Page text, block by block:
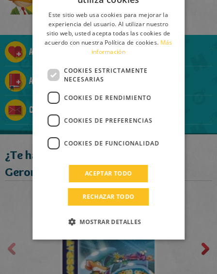
Añadir a la Ratolista
Añadir a la Ratocolección
Contárselo a un amigo
¿Te ha gustado este libro?
Geronimo recomienda:
ITALIAN
ENGLISH
FRENCH
SPANISH
HUNGARIAN
PORTUGUESE
DUTCH
Este sitio web usa cookies para mejorar la
experiencia del usuario. Al utilizar nuestro
sitio web, usted acepta todas las cookies de
acuerdo con nuestra Política de cookies. Más
información
COOKIES ESTRICTAMENTE
NECESARIAS
COOKIES DE RENDIMIENTO
COOKIES DE PREFERENCIAS
COOKIES DE FUNCIONALIDAD
ACEPTAR TODO
RECHAZAR TODO
MOSTRAR DETALLES